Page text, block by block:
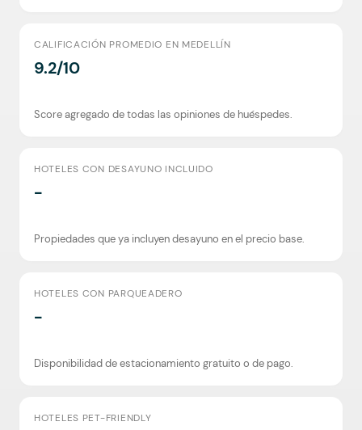
CALIFICACIÓN PROMEDIO EN MEDELLÍN
9.2/10
Score agregado de todas las opiniones de huéspedes.
HOTELES CON DESAYUNO INCLUIDO
-
Propiedades que ya incluyen desayuno en el precio base.
HOTELES CON PARQUEADERO
-
Disponibilidad de estacionamiento gratuito o de pago.
HOTELES PET-FRIENDLY